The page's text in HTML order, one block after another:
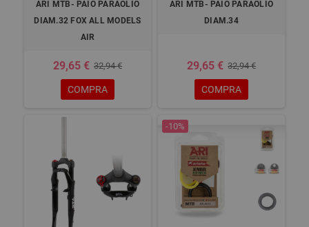
ARI MTB- PAIO PARAOLIO
DIAM.32 FOX ALL MODELS
AIR
29,65 € 32,94 €
COMPRA
ARI MTB- PAIO PARAOLIO
DIAM.34
29,65 € 32,94 €
COMPRA
-10%